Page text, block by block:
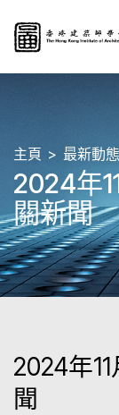
主頁 最新動態
2024年
關新聞
2024年
聞